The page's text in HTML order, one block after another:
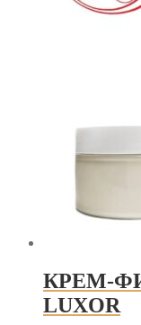
КРЕМ-
LUXOR